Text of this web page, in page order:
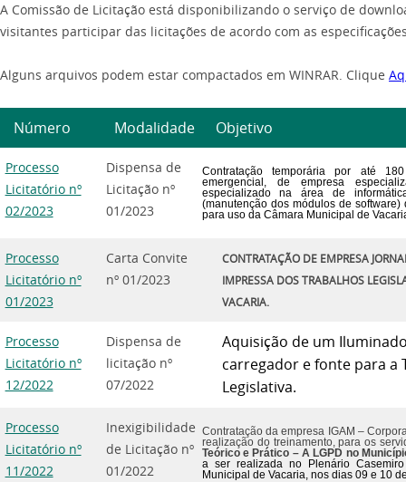
A Comissão de Licitação está disponibilizando o serviço de
visitantes participar das licitações de acordo com as
Alguns arquivos podem estar compactados em WINRAR. Clique
Número Modalidade Objetivo
Processo
Licitatório nº
02/2023
Dispensa de
Licitação nº
01/2023
Contratação temporária por até 180
emergencial, de empresa
especializado na área de
(manutenção dos módulos de software)
para uso da Câmara Municipal de
Processo
Licitatório nº
01/2023
Carta Convite
nº 01/2023
CONTRATAÇÃO DE EMPRESA
IMPRESSA DOS TRABALHOS
VACARIA.
Processo
Licitatório nº
12/2022
Dispensa de
licitação nº
07/2022
Aquisição de um
carregador e fonte para a
Legislativa.
Processo
Licitatório nº
11/2022
Inexigibilidade
de Licitação nº
01/2022
Contratação da empresa IGAM –
realização do treinamento, para os
Teórico e Prático – A LGPD no
a ser realizada no Plenário
Municipal de Vacaria, nosdias 09 e 10